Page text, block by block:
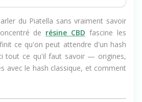
du Piatella sans vraiment savoir
de résine CBD fascine les
ce qu'on peut attendre d'un hash
tout ce qu'il faut savoir — origines,
avec le hash classique, et comment